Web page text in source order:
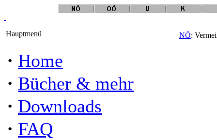
Hauptmenü
· Home
· Bücher & mehr
· Downloads
· FAQ
NÖ: